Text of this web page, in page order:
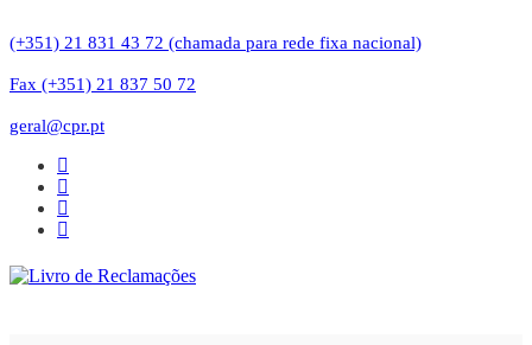
(+351) 21 831 43 72 (chamada para rede fixa nacional)
Fax (+351) 21 837 50 72
geral@cpr.pt